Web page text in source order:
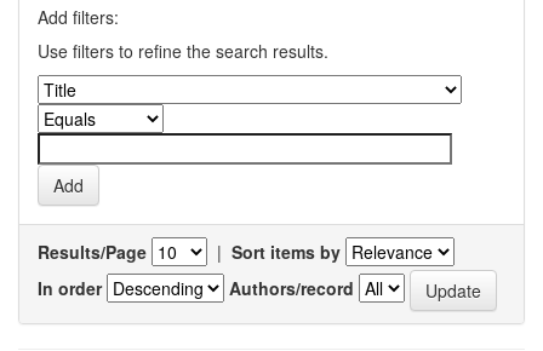
Add filters:
Use filters to refine the search results.
Results/Page | Sort items by
In order
Authors/record